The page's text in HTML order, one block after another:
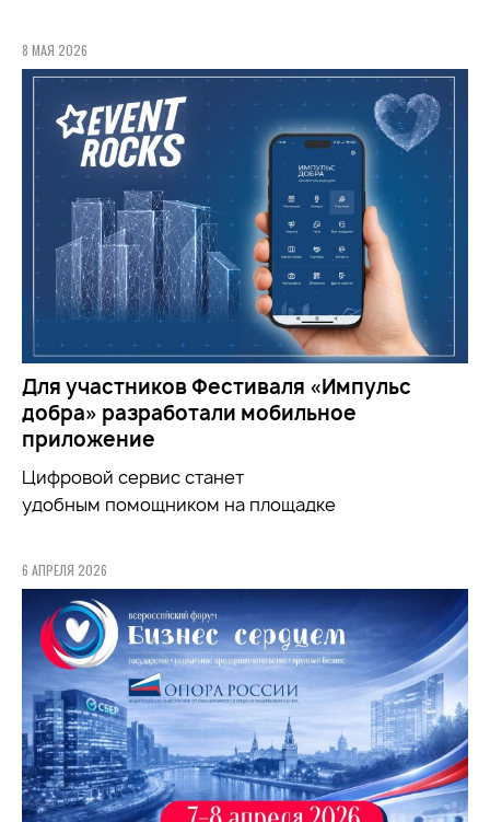
8 МАЯ 2026
Для участников Фестиваля «Импульс
добра» разработали мобильное
приложение
Цифровой сервис станет
удобным помощником на площадке
6 АПРЕЛЯ 2026